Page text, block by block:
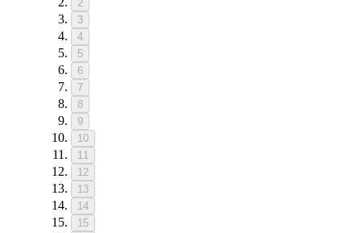
2
3
4
5
6
7
8
9
10
11
12
13
14
15